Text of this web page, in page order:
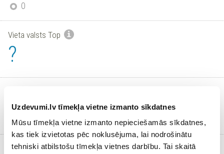
Uzdevumi.lv tīmekļa vietne izmanto sīkdatnes
Mūsu tīmekļa vietne izmanto nepieciešamās sīkdatnes,
kas tiek izvietotas pēc noklusējuma, lai nodrošinātu
tehniski atbilstošu tīmekļa vietnes darbību. Tai skaitā
0
Vieta valsts Top
?
?
Aktīvi skolēni